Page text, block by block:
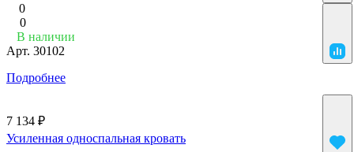
0
0
В наличии
Арт. 30102
Подробнее
7 134 ₽
Усиленная односпальная кровать